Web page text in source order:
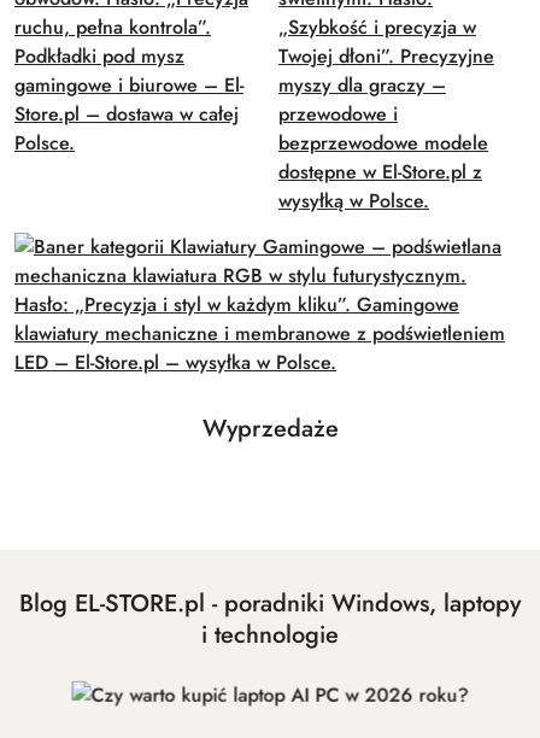
Pomiń karuzelę produktów
Produkty
Wyprzedaże
Blog EL-STORE.pl - poradniki Windows, laptopy
i technologie